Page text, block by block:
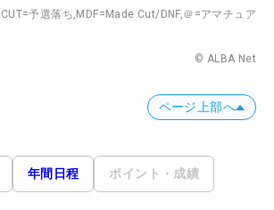
CUT=予選落ち, MDF=Made Cut/DNF,＠=アマチュア
© ALBA Net
ページ上部へ
年間日程 ポイント・成績